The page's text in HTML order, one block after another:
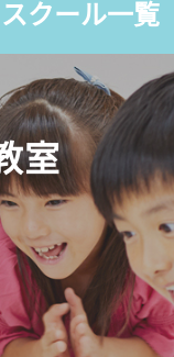
クール一覧
室